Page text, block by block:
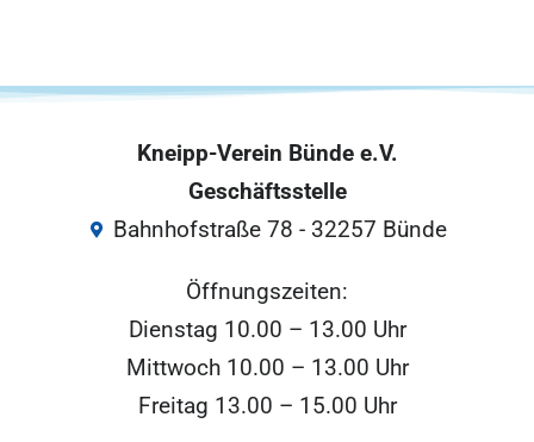
Kneipp-Verein Bünde e.V.
Geschäftsstelle
Bahnhofstraße 78 - 32257 Bünde
Öffnungszeiten:
Dienstag 10.00 – 13.00 Uhr
Mittwoch 10.00 – 13.00 Uhr
Freitag 13.00 – 15.00 Uhr